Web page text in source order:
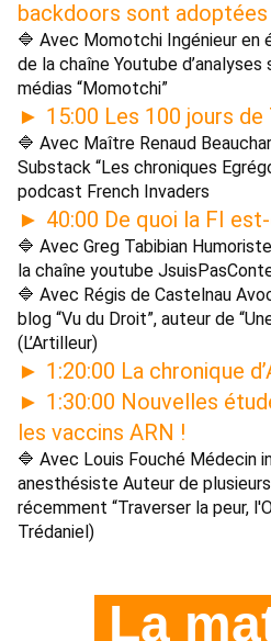
backdoors sont adoptées
🔷 Avec Momotchi Ingénieur en
de la chaîne Youtube d’analyses
médias “Momotchi”
► 15:00 Les 100 jours
🔷 Avec Maître Renaud
Substack “Les chroniques
podcast French Invaders
► 40:00 De quoi la FI
🔷 Avec Greg Tabibian
la chaîne youtube
🔷 Avec Régis de Castelnau
blog “Vu du Droit”, auteur de
(L’Artilleur)
►
► 1:30:00 Nouvelles
les vaccins ARN !
🔷 Avec Louis Fouché Médecin
anesthésiste Auteur de
récemment “Traverser la peur,
Trédaniel)
La